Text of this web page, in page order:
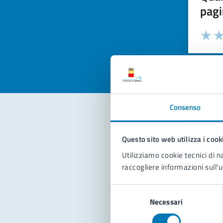
Consenso
Questo sito web utilizza i
Utilizziamo cookie tecnici di
raccogliere informazioni
Necessari
Valuta